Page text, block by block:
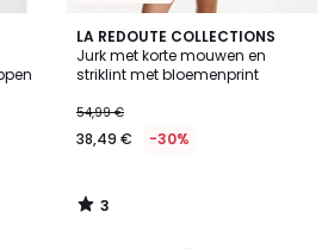
LA REDOUTE COLLECTIONS
Jurk met korte mouwen en
striklint met bloemenprint
54,99 €
38,49 € -30%
3
/
5
3
/